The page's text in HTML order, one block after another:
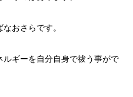
おさらです。
ギーを自分自身で祓う事がで